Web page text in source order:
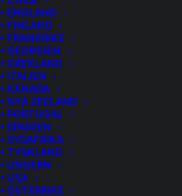
• ENGLAND
• FINLAND
• FRANKRIKE
• GEORGIEN
• GREKLAND
• ITALIEN
• KANADA
• NYA ZEELAND
• PORTUGAL
• SPANIEN
• SYDAFRIKA
• TYSKLAND
• UNGERN
• USA
• ÖSTERRIKE